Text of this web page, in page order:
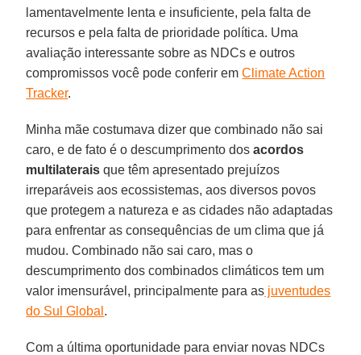
lamentavelmente lenta e insuficiente, pela falta de
recursos e pela falta de prioridade política. Uma
avaliação interessante sobre as NDCs e outros
compromissos você pode conferir emClimate Action
Tracker.
Minha mãe costumava dizer que combinado não sai
caro, e de fato é o descumprimento dos acordos
multilaterais que têm apresentado prejuízos
irreparáveis aos ecossistemas, aos diversos povos
que protegem a natureza e as cidades não adaptadas
para enfrentar as consequências de um clima que já
mudou. Combinado não sai caro, mas o
descumprimento dos combinados climáticos tem um
valor imensurável, principalmente para as juventudes
do Sul Global .
Com a última oportunidade para enviar novas NDCs